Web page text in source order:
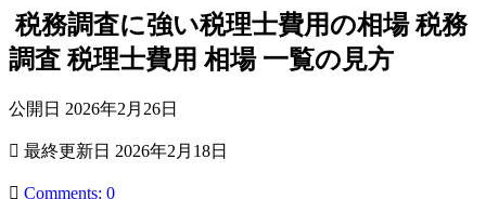
税務調査に強い税理士費用の相場 税務
調査 税理士費用 相場 一覧の見方
公開日 2026年2月26日
最終更新日 2026年2月18日
Comments: 0